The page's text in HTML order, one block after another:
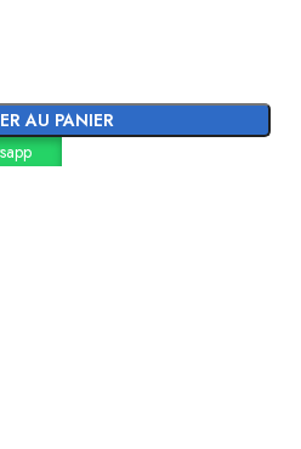
AU PANIER